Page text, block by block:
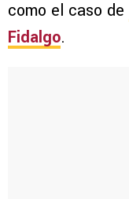
como el caso de
Fidalgo.